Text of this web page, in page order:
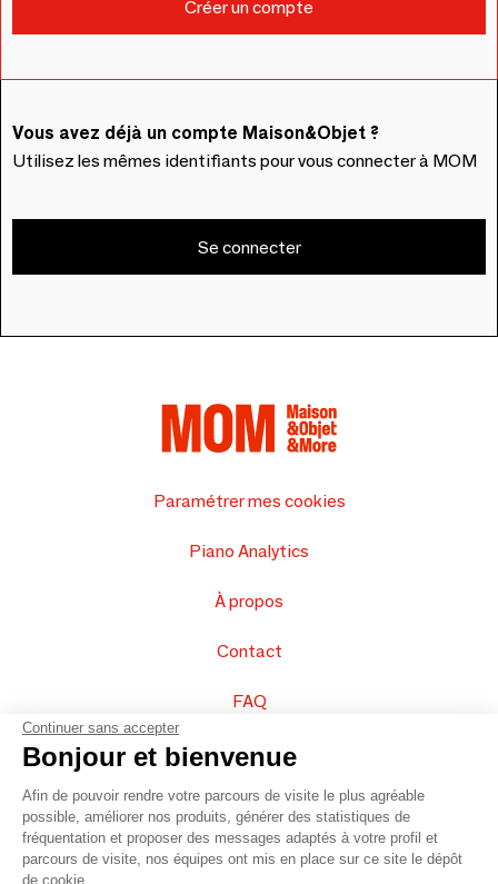
Vous avez déjà un compte Maison&Objet ?
Utilisez les mêmes identifiants pour vous connecter à MOM
Se connecter
Paramétrer mes cookies
Piano Analytics
À propos
Contact
FAQ
Vendez vos produits
Plan du site
Continuer sans accepter
Bonjour et bienvenue
Afin de pouvoir rendre votre parcours de visite le plus agréable
possible, améliorer nos produits, générer des statistiques de
fréquentation et proposer des messages adaptés à votre profil et
parcours de visite, nos équipes ont mis en place sur ce site le dépôt
de cookie.